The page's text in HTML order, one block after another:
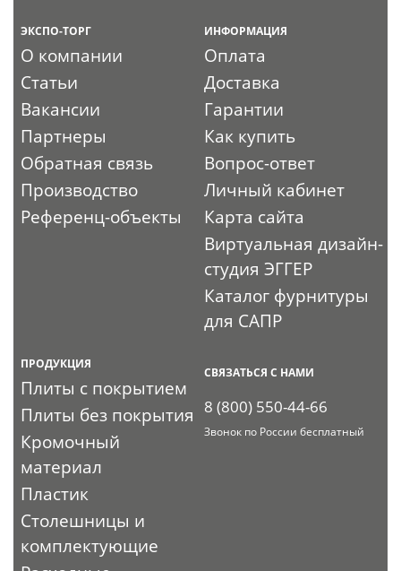
ЭКСПО-ТОРГ
О компании
Статьи
Вакансии
Партнеры
Обратная связь
Производство
Референц-объекты
ИНФОРМАЦИЯ
Оплата
Доставка
Гарантии
Как купить
Вопрос-ответ
Личный кабинет
Карта сайта
Виртуальная дизайн-
студия ЭГГЕР
Каталог фурнитуры
для САПР
ПРОДУКЦИЯ
Плиты с покрытием
Плиты без покрытия
Кромочный
материал
Пластик
Столешницы и
комплектующие
СВЯЗАТЬСЯ С НАМИ
8 (800) 550-44-66
Звонок по России бесплатный